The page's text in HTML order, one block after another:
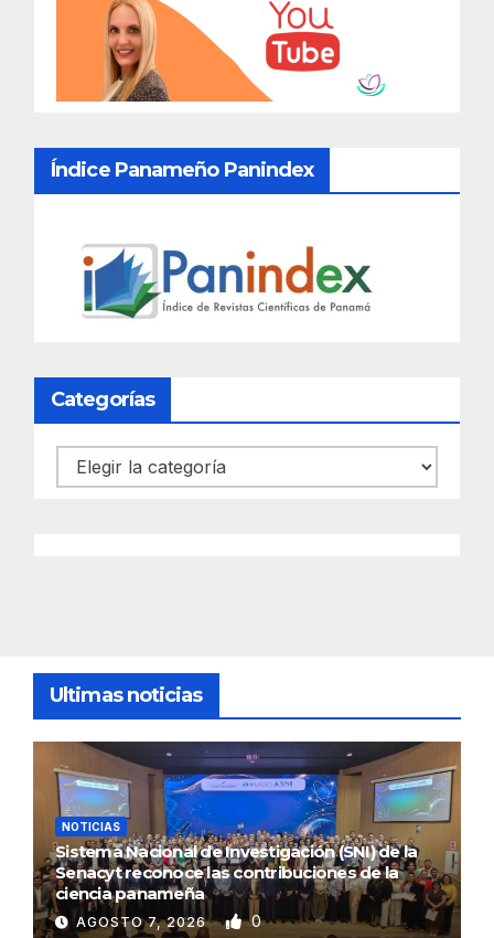
Índice Panameño Panindex
Categorías
Categorías
Ultimas noticias
NOTICIAS
Sistema Nacional de Investigación (SNI) de la
Senacyt reconoce las contribuciones de la
ciencia panameña
AGOSTO 7, 2026 0